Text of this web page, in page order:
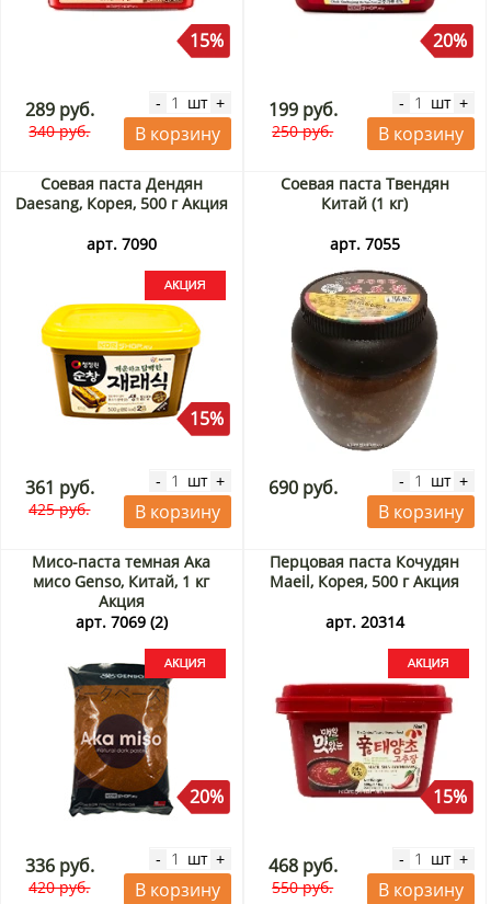
15%
289 руб.
340 руб.
- шт +
В корзину
20%
199 руб.
250 руб.
- шт +
В корзину
Соевая паста Дендян
Daesang, Корея, 500 г Акция
арт. 7090
15%
361 руб.
425 руб.
- шт +
В корзину
Соевая паста Твендян
Китай (1 кг)
арт. 7055
690 руб. - шт +
В корзину
Мисо-паста темная Ака
мисо Genso, Китай, 1 кг
Акция
арт. 7069 (2)
20%
336 руб.
420 руб.
- шт +
В корзину
Перцовая паста Кочудян
Maeil, Корея, 500 г Акция
арт. 20314
15%
468 руб.
550 руб.
- шт +
В корзину